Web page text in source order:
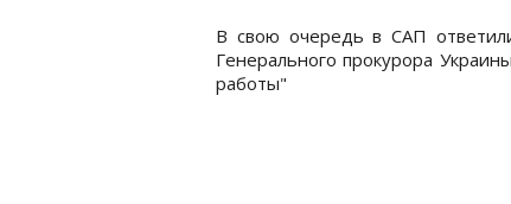
В свою очередь в САП
Генерального прокурора
работы"